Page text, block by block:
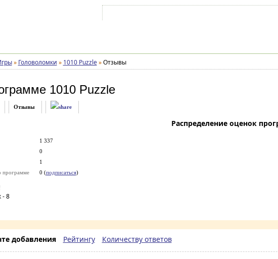
» Головоломки » 1010 Puzzle » Отзывы
1010 Puzzle
Отзывы
1 337
0
1
программе
0 (подписаться)
-8
Распределение оценок
добавления Рейтингу Количеству ответов